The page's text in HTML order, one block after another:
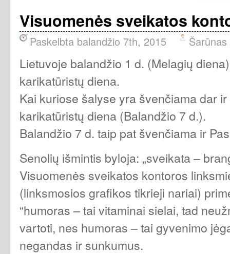
Visuomenės sveikatos
Paskelbta balandžio 7th, 2015 Šarūnas
Lietuvoje balandžio 1 d. (Melagių
karikatūristų diena.
Kai kuriose šalyse yra švenčiama dar
karikatūristų diena (Balandžio 7 d.).
Balandžio 7 d. taip pat švenčiama ir
Senolių išmintis byloja: „sveikata –
Visuomenės sveikatos kontoros
(linksmosios grafikos tikrieji nariai)
“humoras – tai vitaminai sielai, tad
vartoti, nes humoras – tai gyvenimo
negandas ir sunkumus.